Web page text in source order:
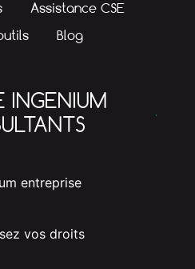
Assistance CSE
Blog
INGENIUM